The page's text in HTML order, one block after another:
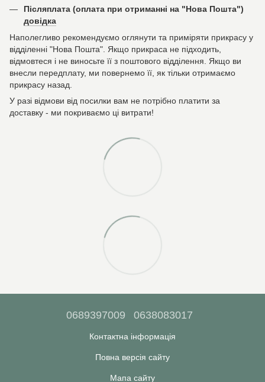
Післяплата (оплата при отриманні на "Нова Пошта")
довідка
Наполегливо рекомендуємо оглянути та приміряти прикрасу у
відділенні "Нова Пошта". Якщо прикраса не підходить,
відмовтеся і не виносьте її з поштового відділення. Якщо ви
внесли передплату, ми повернемо її, як тільки отримаємо
прикрасу назад.
У разі відмови від посилки вам не потрібно платити за
доставку - ми покриваємо ці витрати!
0689397009 0638083017
Контактна інформація
Повна версія сайту
Мапа сайту